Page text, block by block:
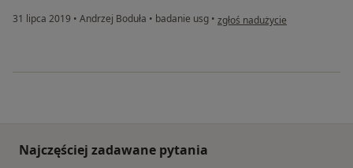
31 lipca 2019 • Andrzej Boduła • badanie usg • w opinii użytkownika Agnieszka
zgłoś nadużycie
Najczęściej zadawane pytania